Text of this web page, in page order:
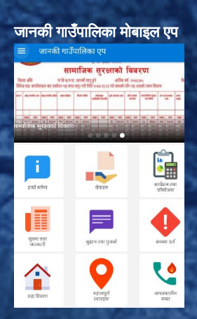
जानकी गाउँपालिका मोबाइल एप